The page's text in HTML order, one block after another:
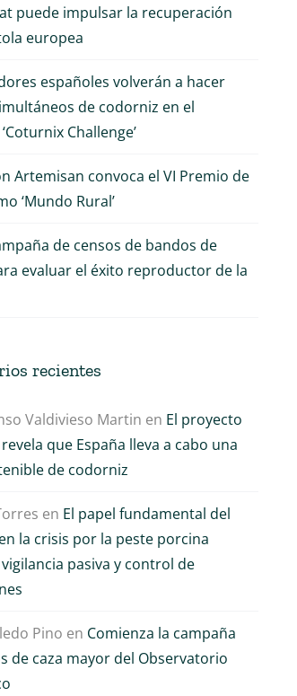
puede impulsar la recuperación
europea
españoles volverán a hacer
de codorniz en el
Challenge’
Artemisan convoca el VI Premio de
‘Mundo Rural’
de censos de bandos de
evaluar el éxito reproductor de la
recientes
Valdivieso Martin en El proyecto
que España lleva a cabo una
de codorniz
en El papel fundamental del
la crisis por la peste porcina
pasiva y control de
Pino en Comienza la campaña
de caza mayor del Observatorio